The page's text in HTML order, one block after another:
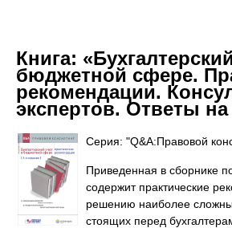
Книга:
бюджетной сфере.
рекомендации.
экспертов. Ответы
Серия: "Q&A:Правовой
Приведенная в сборнике
содержит практические
решению наиболее
стоящих перед